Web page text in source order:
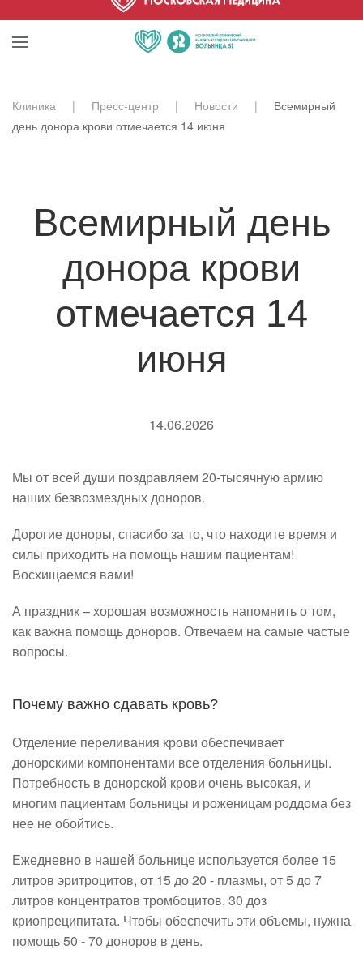
Клиника Пресс-центр Новости
Всемирный
день донора крови отмечается 14 июня
Всемирный день
донора крови
отмечается 14
июня
14.06.2026
Мы от всей души поздравляем 20-тысячную армию
наших безвозмездных доноров.
Дорогие доноры, спасибо за то, что находите время и
силы приходить на помощь нашим пациентам!
Восхищаемся вами!
А праздник – хорошая возможность напомнить о том,
как важна помощь доноров. Отвечаем на самые частые
вопросы.
Почему важно сдавать кровь?
Отделение переливания крови обеспечивает
донорскими компонентами все отделения больницы.
Потребность в донорской крови очень высокая, и
многим пациентам больницы и роженицам роддома без
нее не обойтись.
Ежедневно в нашей больнице используется более 15
литров эритроцитов, от 15 до 20 - плазмы, от 5 до 7
литров концентратов тромбоцитов, 30 доз
криопреципитата. Чтобы обеспечить эти объемы, нужна
помощь 50 - 70 доноров в день.